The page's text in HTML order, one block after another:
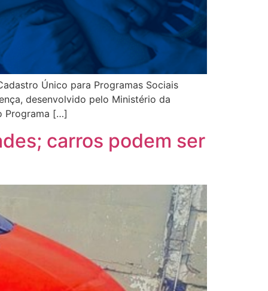
Único para Programas Sociais
desenvolvido pelo Ministério da
Programa […]
carros podem ser